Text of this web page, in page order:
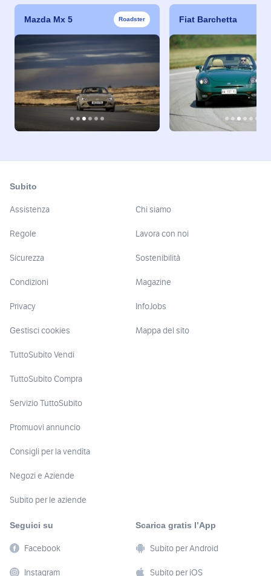
Mazda Mx 5 Roadster Fiat Barchetta
Subito
Assistenza
Regole
Sicurezza
Condizioni
Privacy
Gestisci cookies
TuttoSubito Vendi
TuttoSubito Compra
Servizio TuttoSubito
Promuovi annuncio
Consigli per la vendita
Negozi e Aziende
Subito per le aziende
Chi siamo
Lavora con noi
Sostenibilità
Magazine
InfoJobs
Mappa del sito
Seguici su
Facebook
Instagram
Scarica gratis l’App
Subito per Android
Subito per iOS